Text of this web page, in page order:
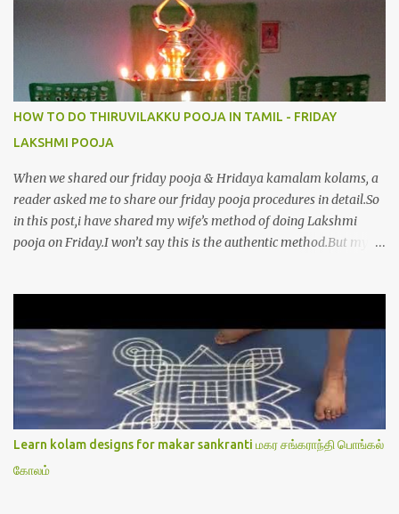
HOW TO DO THIRUVILAKKU POOJA IN TAMIL - FRIDAY
LAKSHMI POOJA
When we shared our friday pooja & Hridaya kamalam kolams, a
reader asked me to share our friday pooja procedures in detail.So
in this post,i have shared my wife’s method of doing Lakshmi
pooja on Friday.I won’t say this is the authentic method.But my
Lakshmi poojai with Thiruvilakku poojai
kolam,Hridayakamalam kolam and thiruvilakku pooja
stotram/slokas along with 108 potri in tamil. i.e Archanai slokam
in Tamil.I have tried my best to explain the pooja procedures.Hope
u will find it helpful.I have attached all the sloka pictures from our
book “ Jayamangala sthothram”. I have also typed the Shodasha
upachara pooja sthothram in Tamil & English. If u want to use
this pictures in your website,please ask our permission.Thanks for
Learn kolam designs for makar sankranti மகர சங்கராந்தி பொங்கல்
கோலம்